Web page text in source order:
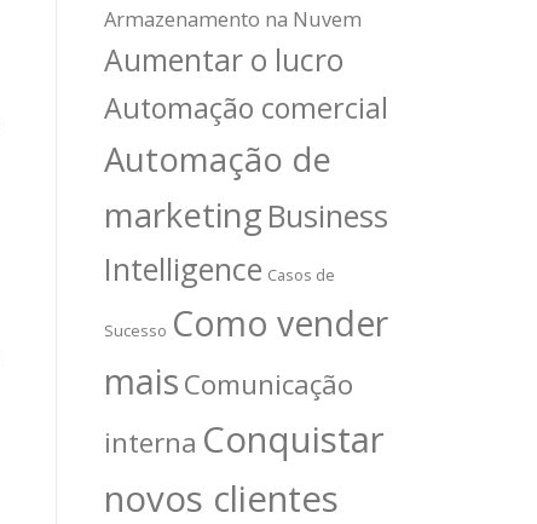
Armazenamento na Nuvem
Aumentar o lucro
Automação comercial
Automação de
marketing Business
Intelligence Casos de
Sucesso Como vender
maisComunicação
interna Conquistar
novos clientes